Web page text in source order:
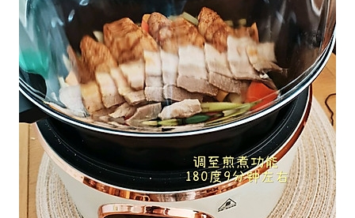
投
稿
每
日
好
诗